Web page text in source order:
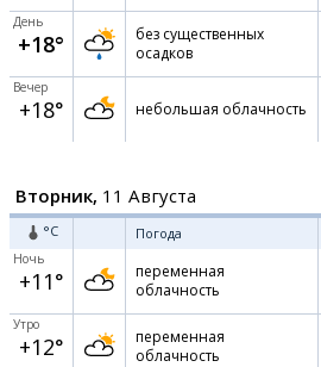
День
+18°
без существенных
осадков
Вечер
+18° небольшая облачность
Вторник, 11 Августа
°C Погода
Ночь
+11°
переменная
облачность
Утро
+12°
переменная
облачность